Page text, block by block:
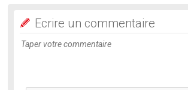
Ecrire un commentaire